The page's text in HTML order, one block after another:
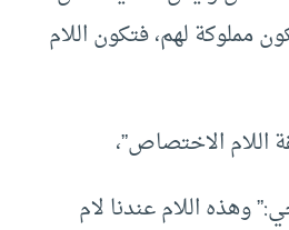
مملوكة لهم، فتكون اللام
اللام الاختصاص”،
وهذه اللام عندنا لام